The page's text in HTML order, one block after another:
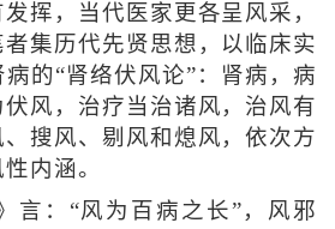
挥，当代医家更各呈风采，
集历代先贤思想，以临床实
的“肾络伏风论”：肾病，病
风，治疗当治诸风，治风有
搜风、剔风和熄风，依次方
内涵。
言：“风为百病之长”，风邪